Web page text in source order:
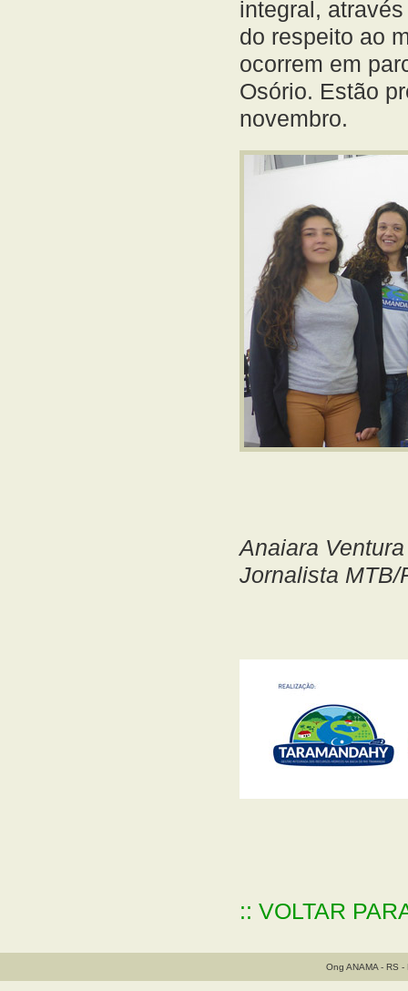
integral,
do respeito ao
ocorrem em
Osório. Estão
novembro.
Anaiara
Jornalista MTB/
:: VOLTAR
Ong ANAMA - RS